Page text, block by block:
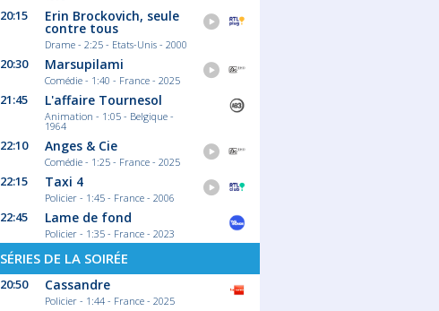
20:15 Erin Brockovich, seule
contre tous
Drame - 2:25 - Etats-Unis - 2000
20:30 Marsupilami
Comédie - 1:40 - France - 2025
21:45 L'affaire Tournesol
Animation - 1:05 - Belgique -
1964
22:10 Anges & Cie
Comédie - 1:25 - France - 2025
22:15 Taxi 4
Policier - 1:45 - France - 2006
22:45 Lame de fond
Policier - 1:35 - France - 2023
SÉRIES DE LA SOIRÉE
20:50 Cassandre
Policier - 1:44 - France - 2025